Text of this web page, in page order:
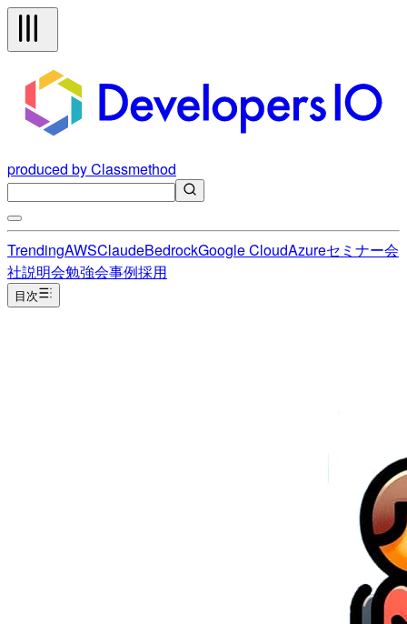
produced by Classmethod
TrendingAWSClaudeBedrockGoogle CloudAzureセミナー会
社説明会勉強会事例採用
目次